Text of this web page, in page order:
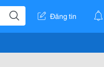
Đăng tin